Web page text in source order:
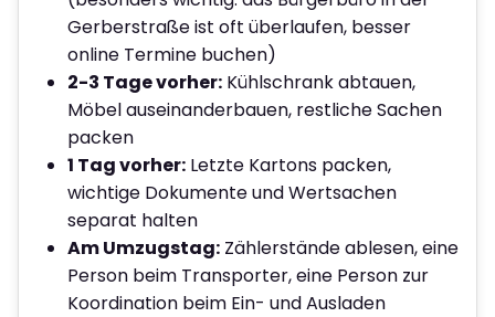
Gerberstraße ist oft überlaufen, besser
online Termine buchen)
2-3 Tage vorher: Kühlschrank abtauen,
Möbel auseinanderbauen, restliche Sachen
packen
1 Tag vorher: Letzte Kartons packen,
wichtige Dokumente und Wertsachen
separat halten
Am Umzugstag: Zählerstände ablesen, eine
Person beim Transporter, eine Person zur
Koordination beim Ein- und Ausladen